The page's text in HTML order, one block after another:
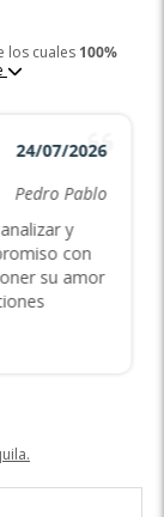
los cuales 100%
24/07/2026
Pedro Pablo
y
con
su amor